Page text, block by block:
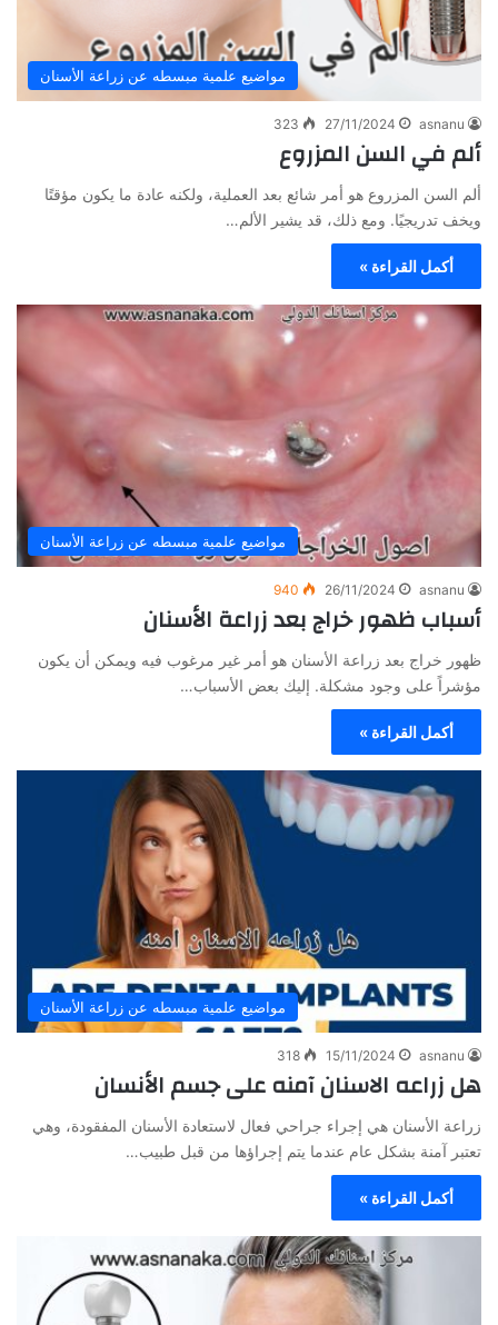
مواضيع علمية مبسطه عن زراعة الأسنان
asnanu
27/11/2024
323
ألم في السن المزروع
ألم السن المزروع هو أمر شائع بعد العملية، ولكنه عادة ما يكون مؤقتًا
ويخف تدريجيًا. ومع ذلك، قد يشير الألم…
أكمل القراءة »
مواضيع علمية مبسطه عن زراعة الأسنان
asnanu
26/11/2024
940
أسباب ظهور خراج بعد زراعة الأسنان
ظهور خراج بعد زراعة الأسنان هو أمر غير مرغوب فيه ويمكن أن يكون
مؤشراً على وجود مشكلة. إليك بعض الأسباب…
أكمل القراءة »
مواضيع علمية مبسطه عن زراعة الأسنان
asnanu
15/11/2024
318
هل زراعه الاسنان آمنه على جسم الأنسان
زراعة الأسنان هي إجراء جراحي فعال لاستعادة الأسنان المفقودة، وهي
تعتبر آمنة بشكل عام عندما يتم إجراؤها من قبل طبيب…
أكمل القراءة »